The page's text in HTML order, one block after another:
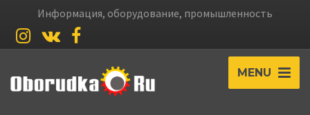
Информация, оборудование, промышленность
MENU